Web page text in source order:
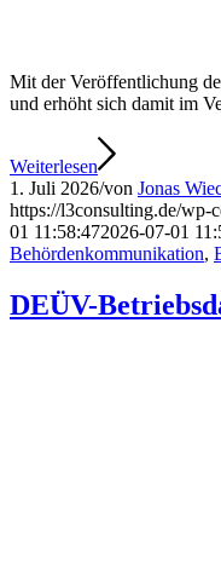
Mit der Veröffentlichung
und erhöht sich damit im
Weiterlesen
1. Juli 2026/von Jonas
https://l3consulting.de/wp-
01 11:58:472026-07-01
Behördenkommunikation,
DEÜV-